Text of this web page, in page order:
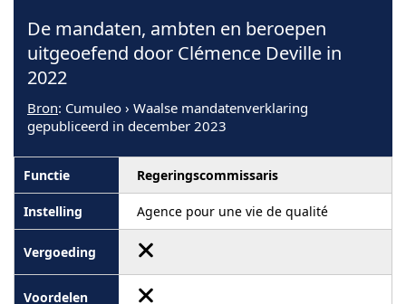
De mandaten, ambten en beroepen
uitgeoefend door Clémence Deville in
2022
Bron: Cumuleo › Waalse mandatenverklaring
gepubliceerd in december 2023
Regeringscommissaris
Agence pour une vie de qualité